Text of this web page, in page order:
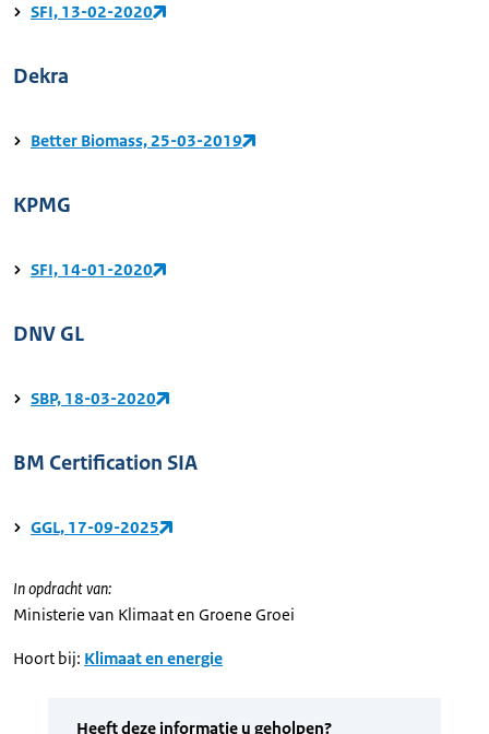
SFI, 13-02-2020
Dekra
Better Biomass, 25-03-2019
KPMG
SFI, 14-01-2020
DNV GL
SBP, 18-03-2020
BM Certification SIA
GGL, 17-09-2025
In opdracht van:
Ministerie van Klimaat en Groene Groei
Hoort bij: Klimaat en energie